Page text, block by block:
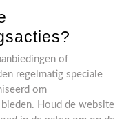
of
regelmatig speciale
om
Houd de website